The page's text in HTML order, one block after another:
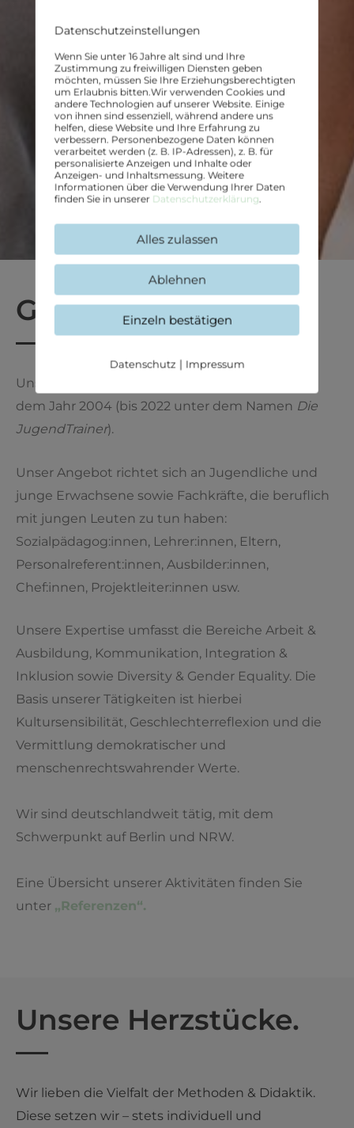
Glouftsi & Sarakini.
Uns gibt es als Trainer:innen und Coaches seit
dem Jahr 2004 (bis 2022 unter dem Namen Die
JugendTrainer).
Unser Angebot richtet sich an Jugendliche und
junge Erwachsene sowie Fachkräfte, die beruflich
mit jungen Leuten zu tun haben:
Sozialpädagog:innen, Lehrer:innen, Eltern,
Personalreferent:innen, Ausbilder:innen,
Chef:innen, Projektleiter:innen usw.
Unsere Expertise umfasst die Bereiche Arbeit &
Ausbildung, Kommunikation, Integration &
Inklusion sowie Diversity & Gender Equality. Die
Basis unserer Tätigkeiten ist hierbei
Kultursensibilität, Geschlechterreflexion und die
Vermittlung demokratischer und
menschenrechtswahrender Werte.
Wir sind deutschlandweit tätig, mit dem
Schwerpunkt auf Berlin und NRW.
Eine Übersicht unserer Aktivitäten finden Sie
unter „Referenzen“.
Unsere Herzstücke.
Wir lieben die Vielfalt der Methoden & Didaktik.
Diese setzen wir – stets individuell und
Datenschutzeinstellungen
Wenn Sie unter 16 Jahre alt sind und Ihre
Zustimmung zu freiwilligen Diensten geben
möchten, müssen Sie Ihre Erziehungsberechtigten
um Erlaubnis bitten.Wir verwenden Cookies und
andere Technologien auf unserer Website. Einige
von ihnen sind essenziell, während andere uns
helfen, diese Website und Ihre Erfahrung zu
verbessern. Personenbezogene Daten können
verarbeitet werden (z. B. IP-Adressen), z. B. für
personalisierte Anzeigen und Inhalte oder
Anzeigen- und Inhaltsmessung. Weitere
Informationen über die Verwendung Ihrer Daten
finden Sie in unserer Datenschutzerklärung.
Alles zulassen
Ablehnen
Einzeln bestätigen
Datenschutz | Impressum